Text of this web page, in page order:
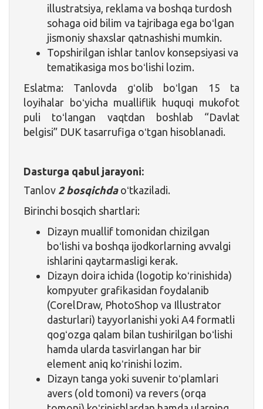
illustratsiya, reklama va boshqa turdosh
sohaga oid bilim va tajribaga ega boʻlgan
jismoniy shaxslar qatnashishi mumkin.
Topshirilgan ishlar tanlov konsepsiyasi va
tematikasiga mos boʻlishi lozim.
Eslatma: Tanlovda gʻolib boʻlgan 15 ta
loyihalar boʻyicha mualliflik huquqi mukofot
puli toʻlangan vaqtdan boshlab “Davlat
belgisi” DUK tasarrufiga oʻtgan hisoblanadi.
Dasturga qabul jarayoni:
Tanlov 2 bosqichda oʻtkaziladi.
Birinchi bosqich shartlari:
Dizayn muallif tomonidan chizilgan
boʻlishi va boshqa ijodkorlarning avvalgi
ishlarini qaytarmasligi kerak.
Dizayn doira ichida (logotip koʻrinishida)
kompyuter grafikasidan foydalanib
(CorelDraw, PhotoShop va Illustrator
dasturlari) tayyorlanishi yoki A4 formatli
qogʻozga qalam bilan tushirilgan boʻlishi
hamda ularda tasvirlangan har bir
element aniq koʻrinishi lozim.
Dizayn tanga yoki suvenir toʻplamlari
avers (old tomoni) va revers (orqa